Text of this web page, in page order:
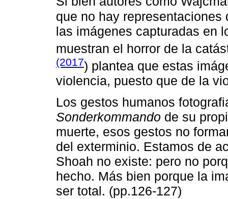
que no hay
las imágenes capturadas en
muestran el horror de la
(2017) plantea que estas
violencia, puesto que de la
Los gestos humanos
Sonderkommando de su
muerte, esos gestos no
del exterminio. Estamos de
Shoah no existe: pero no
hecho. Más bien porque la
ser total. (pp.126-127)